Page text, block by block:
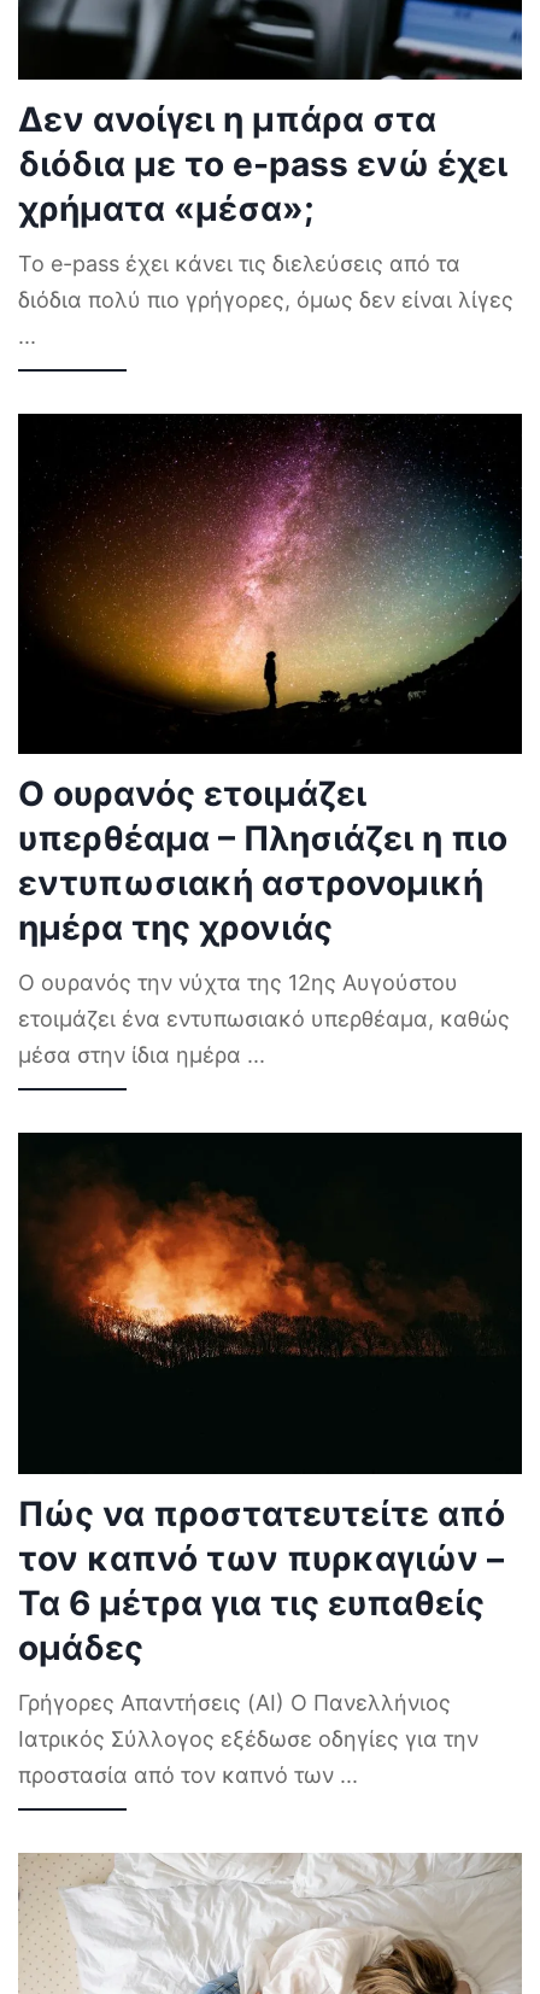
Δεν ανοίγει η μπάρα στα
διόδια με το e-pass ενώ έχει
χρήματα «μέσα»;
Το e-pass έχει κάνει τις διελεύσεις από τα
διόδια πολύ πιο γρήγορες, όμως δεν είναι λίγες
...
Ο ουρανός ετοιμάζει
υπερθέαμα – Πλησιάζει η πιο
εντυπωσιακή αστρονομική
ημέρα της χρονιάς
Ο ουρανός την νύχτα της 12ης Αυγούστου
ετοιμάζει ένα εντυπωσιακό υπερθέαμα, καθώς
μέσα στην ίδια ημέρα ...
Πώς να προστατευτείτε από
τον καπνό των πυρκαγιών –
Τα 6 μέτρα για τις ευπαθείς
ομάδες
Γρήγορες Απαντήσεις (AI) Ο Πανελλήνιος
Ιατρικός Σύλλογος εξέδωσε οδηγίες για την
προστασία από τον καπνό των ...